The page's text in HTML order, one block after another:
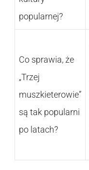
popularnej?
Co sprawia, że
„Trzej
muszkieterowie”
są tak popularni
po latach?